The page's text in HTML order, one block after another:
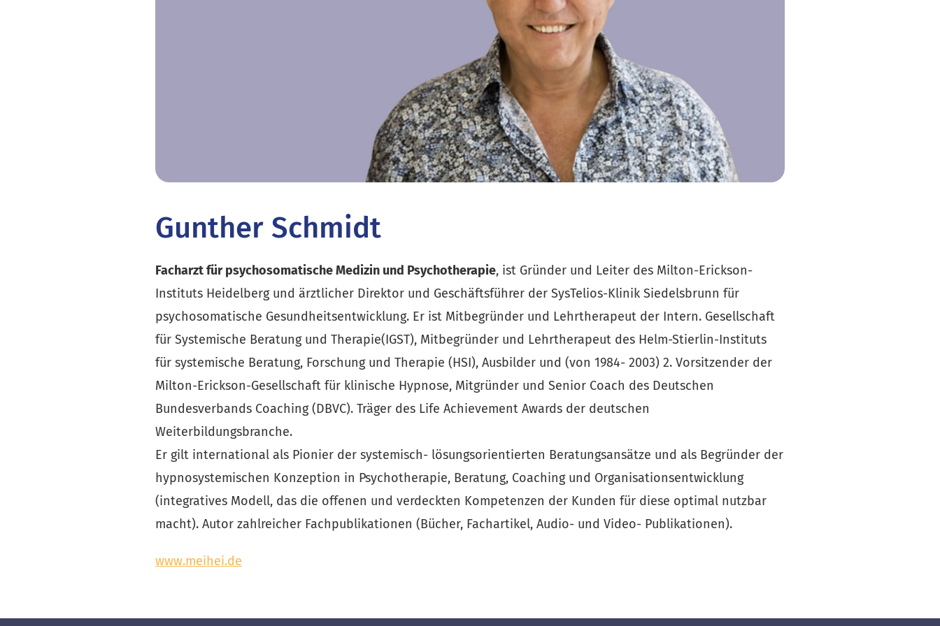
Gunther Schmidt
Facharzt für psychosomatische Medizin und Psychotherapie, ist Gründer und Leiter des Milton-Erickson-
Instituts Heidelberg und ärztlicher Direktor und Geschäftsführer der SysTelios-Klinik Siedelsbrunn für
psychosomatische Gesundheitsentwicklung. Er ist Mitbegründer und Lehrtherapeut der Intern. Gesellschaft
für Systemische Beratung und Therapie(IGST), Mitbegründer und Lehrtherapeut des Helm-Stierlin-Instituts
für systemische Beratung, Forschung und Therapie (HSI), Ausbilder und (von 1984- 2003) 2. Vorsitzender der
Milton-Erickson-Gesellschaft für klinische Hypnose, Mitgründer und Senior Coach des Deutschen
Bundesverbands Coaching (DBVC). Träger des Life Achievement Awards der deutschen
Weiterbildungsbranche.
Er gilt international als Pionier der systemisch- lösungsorientierten Beratungsansätze und als Begründer der
hypnosystemischen Konzeption in Psychotherapie, Beratung, Coaching und Organisationsentwicklung
(integratives Modell, das die offenen und verdeckten Kompetenzen der Kunden für diese optimal nutzbar
macht). Autor zahlreicher Fachpublikationen (Bücher, Fachartikel, Audio- und Video- Publikationen).
www.meihei.de